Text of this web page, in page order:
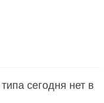
сегодня нет в